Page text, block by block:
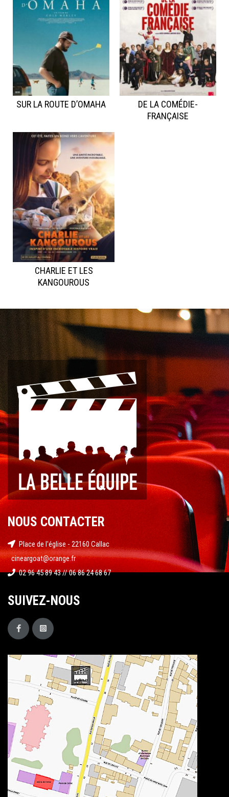
SUR LA ROUTE D’OMAHA
DE LA COMÉDIE-
FRANÇAISE
CHARLIE ET LES
KANGOUROUS
NOUS CONTACTER
Place de l'église - 22160 Callac
cineargoat@orange.fr
02 96 45 89 43 // 06 86 24 68 67
SUIVEZ-NOUS